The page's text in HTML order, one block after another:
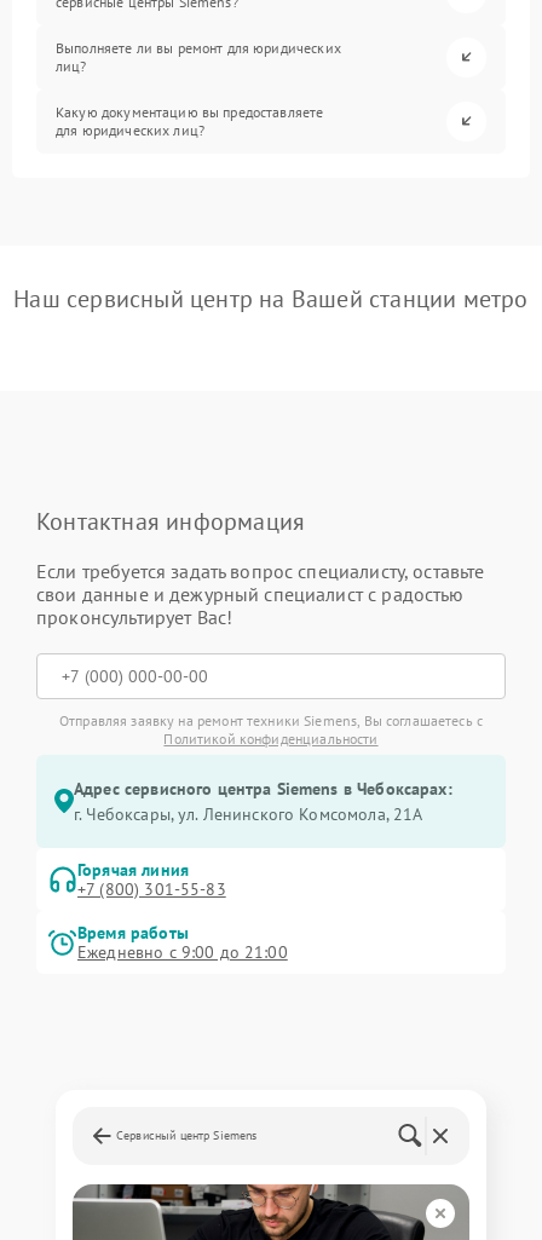
Выполняете ли вы ремонт для юридических
лиц?
Какую документацию вы предоставляете
для юридических лиц?
Наш сервисный центр на Вашей станции метро
Контактная информация
Если требуется задать вопрос специалисту, оставьте
свои данные и дежурный специалист с радостью
проконсультирует Вас!
Отправляя заявку на ремонт техники Siemens, Вы соглашаетесь с
Политикой конфиденциальности
Адрес сервисного центра Siemens в Чебоксарах:
г. Чебоксары, ул. Ленинского Комсомола, 21А
Горячая линия
+7 (800) 301-55-83
Время работы
Ежедневно с 9:00 до 21:00
Сервисный центр Siemens